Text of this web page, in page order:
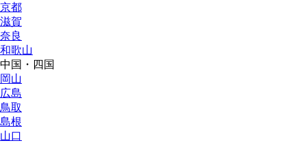
京都
滋賀
奈良
和歌山
中国・四国
岡山
広島
鳥取
島根
山口